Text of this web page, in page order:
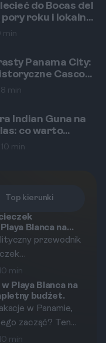
do Bocas del
pory roku i lokalne
min
Panama City:
Casco
8 min
Indian Guna na
co warto
10 min
Top kierunki
Blanca na
przewodnik
oraz
dla dwóch osób
min
Playa Blanca na
budżet.
w Panamie,
zacząć? Ten
pokaże Ci,
min